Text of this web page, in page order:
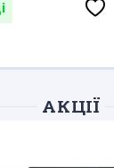
АКЦІЇ